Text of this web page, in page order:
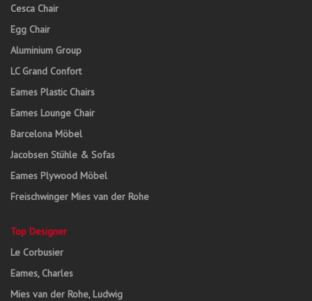
Cesca Chair
Egg Chair
Aluminium Group
LC Grand Confort
Eames Plastic Chairs
Eames Lounge Chair
Barcelona Möbel
Jacobsen Stühle & Sofas
Eames Plywood Möbel
Freischwinger Mies van der Rohe
Top Designer
Le Corbusier
Eames, Charles
Mies van der Rohe, Ludwig